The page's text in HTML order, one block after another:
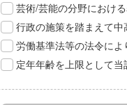
芸術/芸能の分野におけ
行政の施策を踏まえて
労働基準法等の法令に
定年年齢を上限として